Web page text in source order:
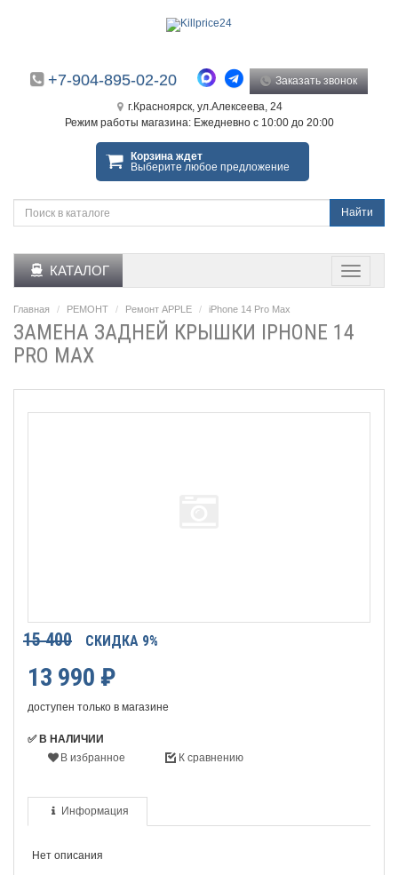
+7-904-895-02-20 Заказать звонок
г.Красноярск, ул.Алексеева, 24
Режим работы магазина: Ежедневно с 10:00 до 20:00
Корзина ждет
Выберите любое предложение
Найти
КАТАЛОГ
Главная РЕМОНТ Ремонт APPLE iPhone 14 Pro Max
ЗАМЕНА ЗАДНЕЙ КРЫШКИ IPHONE 14
PRO MAX
15 400 СКИДКА 9%
13 990 ₽
доступен только в магазине
✅ В НАЛИЧИИ
В избранное
К сравнению
Информация
Нет описания